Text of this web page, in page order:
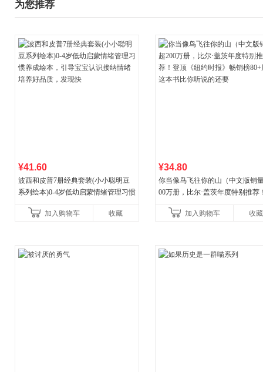
为您推荐
¥41.60
波西和皮普7册经典套装(小小聪明豆
系列绘本)0-4岁低幼启蒙情绪管理习惯
养好品质，发现快
加入购物车 收藏
¥34.80
你当像鸟飞往你的山（中文版销
00万册，比尔·盖茨年度特别推荐
比你听说的还要
加入购物车 收藏